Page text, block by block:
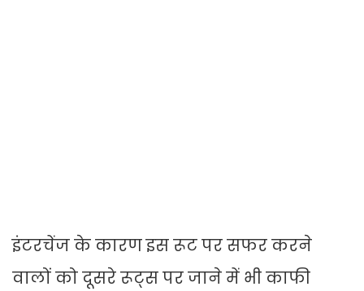
इंटरचेंज के कारण इस रूट पर सफर करने
वालों को दूसरे रूट्स पर जाने में भी काफी